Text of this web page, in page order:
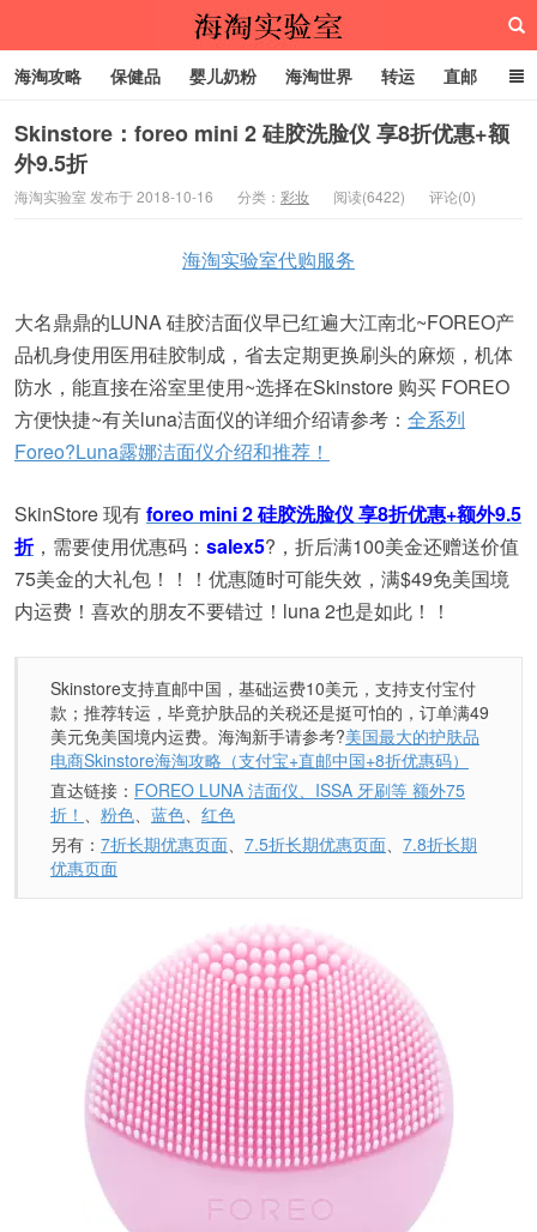
海淘实验室
海淘攻略 保健品 婴儿奶粉 海淘世界 转运 直邮
代购服务
Skinstore：foreo mini 2 硅胶洗脸仪 享8折优惠+额
外9.5折
海淘实验室 发布于 2018-10-16 分类： 彩妆 阅读(6422) 评论(0)
海淘实验室代购服务
大名鼎鼎的LUNA 硅胶洁面仪早已红遍大江南北~FOREO产
品机身使用医用硅胶制成，省去定期更换刷头的麻烦，机体
防水，能直接在浴室里使用~选择在Skinstore 购买 FOREO
方便快捷~有关luna洁面仪的详细介绍请参考： 全系列
Foreo?Luna露娜洁面仪介绍和推荐！
SkinStore 现有foreo mini 2 硅胶洗脸仪 享8折优惠+额外9.5
折，需要使用优惠码： salex5?，折后满100美金还赠送价值
75美金的大礼包！！！优惠随时可能失效，满$49免美国境
内运费！喜欢的朋友不要错过！luna 2也是如此！！
Skinstore支持直邮中国，基础运费10美元，支持支付宝付
款；推荐转运，毕竟护肤品的关税还是挺可怕的，订单满49
美元免美国境内运费。海淘新手请参考?美国最大的护肤品
电商Skinstore海淘攻略（支付宝+直邮中国+8折优惠码）
直达链接： FOREO LUNA 洁面仪、ISSA 牙刷等 额外75
折！ 、 粉色、 蓝色、 红色
另有： 7折长期优惠页面、 7.5折长期优惠页面、 7.8折长期
优惠页面